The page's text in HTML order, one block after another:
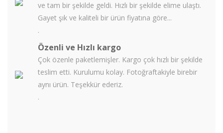
ve tam bir şekilde geldi. Hızlı bir şekilde elime ulaştı.
Gayet şık ve kaliteli bir ürün fiyatına göre...
.
Özenli ve Hızlı kargo
Çok özenle paketlemişler. Kargo çok hızlı bir şekilde
teslim etti. Kurulumu kolay. Fotoğraftakiyle birebir
aynı ürün. Teşekkür ederiz.
.